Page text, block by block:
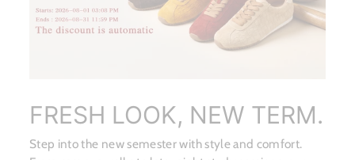
FRESH LOOK, NEW TERM.
Step into the new semester with style and comfort.